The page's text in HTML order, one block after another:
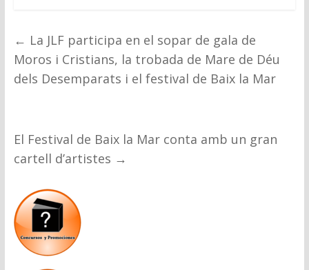
← La JLF participa en el sopar de gala de
Moros i Cristians, la trobada de Mare de Déu
dels Desemparats i el festival de Baix la Mar
El Festival de Baix la Mar conta amb un gran
cartell d’artistes →